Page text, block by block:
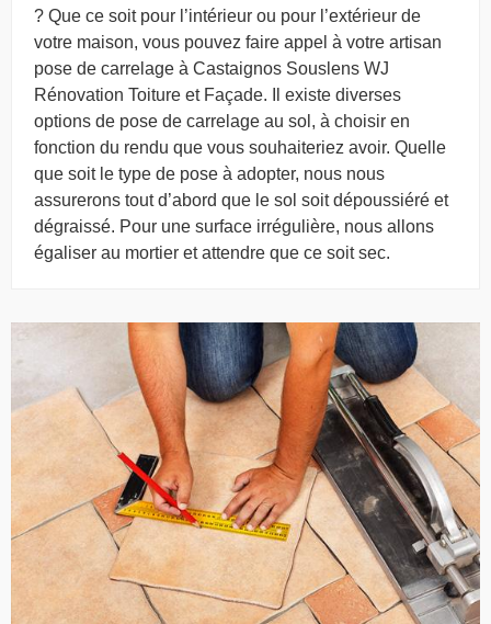
? Que ce soit pour l’intérieur ou pour l’extérieur de
votre maison, vous pouvez faire appel à votre artisan
pose de carrelage à Castaignos Souslens WJ
Rénovation Toiture et Façade. Il existe diverses
options de pose de carrelage au sol, à choisir en
fonction du rendu que vous souhaiteriez avoir. Quelle
que soit le type de pose à adopter, nous nous
assurerons tout d’abord que le sol soit dépoussiéré et
dégraissé. Pour une surface irrégulière, nous allons
égaliser au mortier et attendre que ce soit sec.